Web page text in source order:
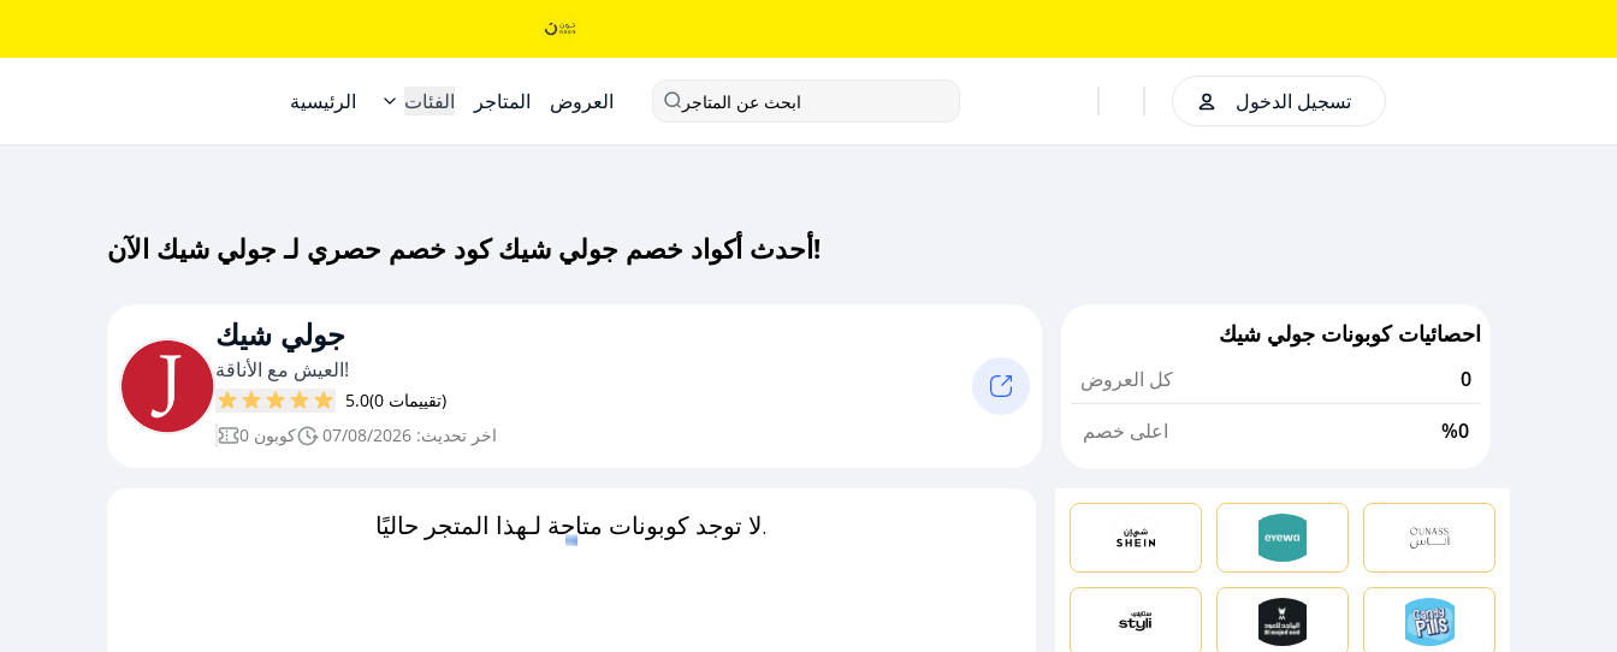
الرئيسية الفئات المتاجر العروض ابحث عن المتاجر تسجيل الدخول
أحدث أكواد خصم جولي شيك كود خصم حصري لـ جولي شيك الآن!
جولي شيك
العيش مع الأناقة!
5.0
(0 تقييمات)
0 كوبون
اخر تحديث: 07/08/2026
احصائيات كوبونات جولي شيك
كل العروض
0
اعلى خصم
%0
لا توجد كوبونات متاحة لـهذا المتجر حاليًا.